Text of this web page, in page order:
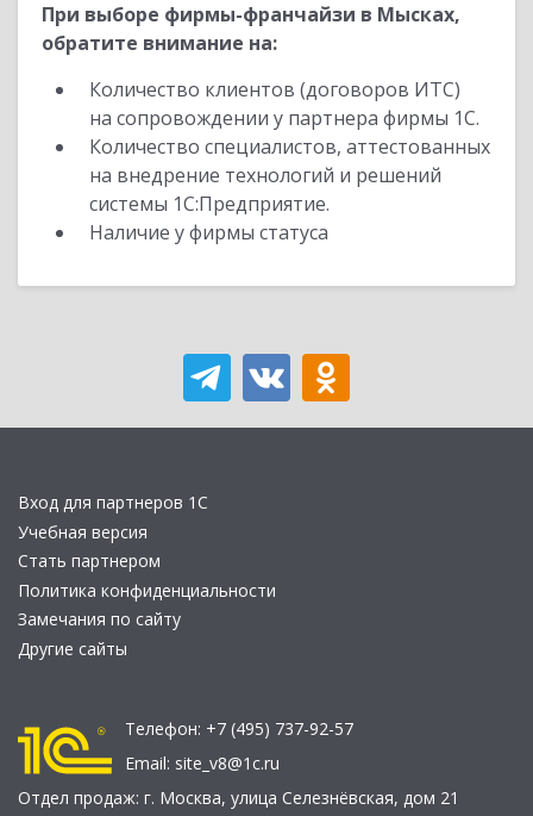
При выборе фирмы-франчайзи в Мысках,
обратите внимание на:
Количество клиентов (договоров ИТС)
на сопровождении у партнера фирмы 1С.
Количество специалистов, аттестованных
на внедрение технологий и решений
системы 1С:Предприятие.
Наличие у фирмы статуса
Вход для партнеров 1С
Учебная версия
Стать партнером
Политика конфиденциальности
Замечания по сайту
Другие сайты
Телефон: +7 (495) 737-92-57
Email: site_v8@1c.ru
Отдел продаж: г. Москва, улица Селезнёвская, дом 21